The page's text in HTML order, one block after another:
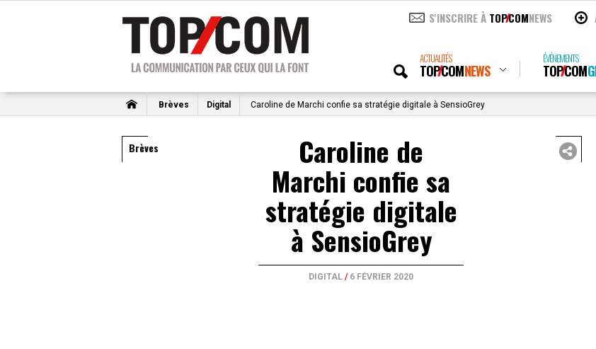
S'INSCRIRE À TOPCOMNEWS
ACTUALITÉS
TOPCOMNEWS
ÉVÉNEMENTS
TOPCOM
Brèves Digital Caroline de Marchi confie sa stratégie digitale à SensioGrey
Brèves Caroline de
Marchi confie sa
stratégie digitale
à SensioGrey
DIGITAL / 6 FÉVRIER 2020